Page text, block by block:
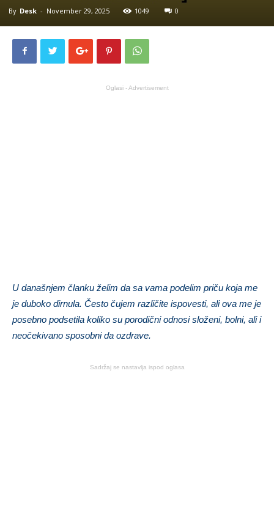
By Desk - November 29, 2025 1049 0
Oglasi - Advertisement
U današnjem članku želim da sa vama podelim priču koja me
je duboko dirnula. Često čujem različite ispovesti, ali ova me je
posebno podsetila koliko su porodični odnosi složeni, bolni, ali i
neočekivano sposobni da ozdrave.
Sadržaj se nastavlja ispod oglasa